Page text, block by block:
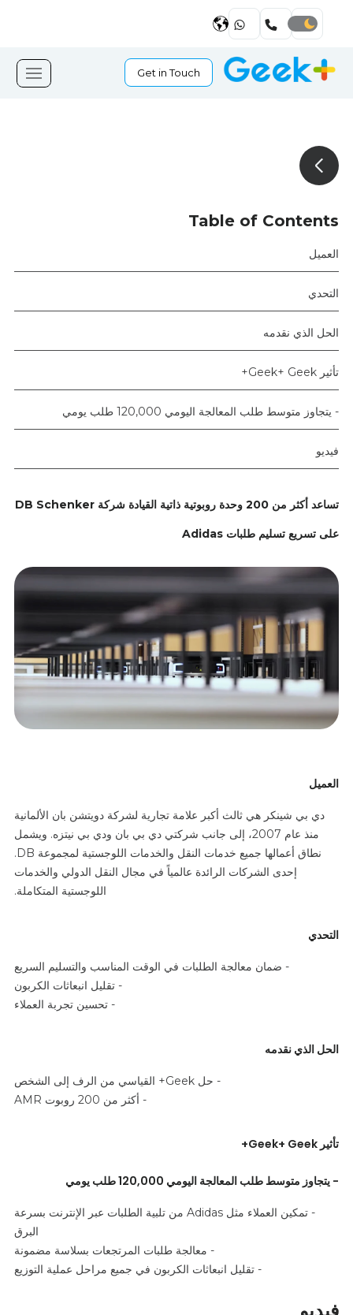
Get in Touch
Table of Contents
العميل
التحدي
الحل الذي نقدمه
تأثير Geek+ Geek+
- يتجاوز متوسط طلب المعالجة اليومي 120,000 طلب يومي
فيديو
تساعد أكثر من 200 وحدة روبوتية ذاتية القيادة شركة DB Schenker
على تسريع تسليم طلبات Adidas
العميل
دي بي شينكر هي ثالث أكبر علامة تجارية لشركة دويتشن بان الألمانية
منذ عام 2007، إلى جانب شركتي دي بي بان ودي بي نيتزه. ويشمل
نطاق أعمالها جميع خدمات النقل والخدمات اللوجستية لمجموعة DB.
إحدى الشركات الرائدة عالمياً في مجال النقل الدولي والخدمات
اللوجستية المتكاملة.
التحدي
- ضمان معالجة الطلبات في الوقت المناسب والتسليم السريع
- تقليل انبعاثات الكربون
- تحسين تجربة العملاء
الحل الذي نقدمه
- حل Geek+ القياسي من الرف إلى الشخص
- أكثر من 200 روبوت AMR
تأثير Geek+ Geek+
- يتجاوز متوسط طلب المعالجة اليومي 120,000 طلب يومي
- تمكين العملاء مثل Adidas من تلبية الطلبات عبر الإنترنت بسرعة
البرق
- معالجة طلبات المرتجعات بسلاسة مضمونة
- تقليل انبعاثات الكربون في جميع مراحل عملية التوزيع